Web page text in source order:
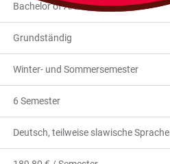
Bachelor of Arts
Grundständig
Winter- und Sommersemester
6 Semester
Deutsch, teilweise slawische